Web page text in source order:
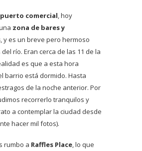
comercial, hoy
zona de bares y
, y es un breve pero hermoso
río. Eran cerca de las 11 de la
es que a esta hora
barrio está dormido. Hasta
de la noche anterior. Por
recorrerlo tranquilos y
a contemplar la ciudad desde
hacer mil fotos).
rumbo a Raffles Place, lo que